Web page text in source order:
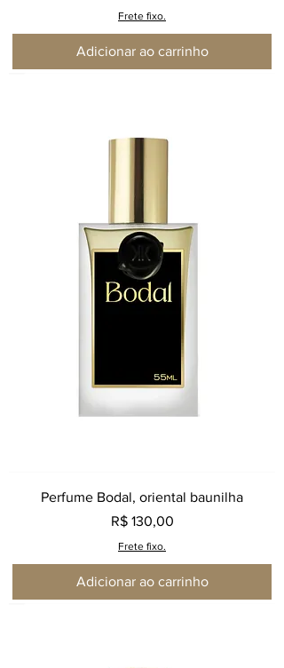
Frete fixo.
Adicionar ao carrinho
Perfume Bodal, oriental baunilha
Preço
R$ 130,00
Frete fixo.
Adicionar ao carrinho